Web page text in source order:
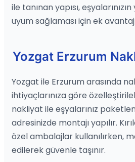
ile tanınan yapısı,
uyum sağlaması için ek
Yozgat Erzurum
Yozgat ile Erzurum arasında
ihtiyaçlarınıza göre
nakliyat ile eşyalarınız
adresinizde montajı yapılır.
özel ambalajlar kullanılırken,
edilerek güvenle taşınır.